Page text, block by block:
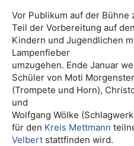
Vor Publikum auf der
Teil der Vorbereitung auf
Kindern und Jugendlichen
Lampenfieber
umzugehen. Ende Januar
Schüler von Moti
(Trompete und Horn),
und
Wolfgang Wölke
für den Kreis Mettmann
Velbert stattfinden wird.